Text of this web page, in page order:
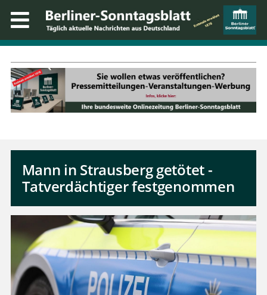
Mann in Strausberg getötet -
Tatverdächtiger festgenommen